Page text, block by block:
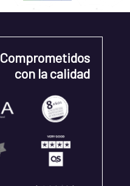
Comprometidos
con la calidad